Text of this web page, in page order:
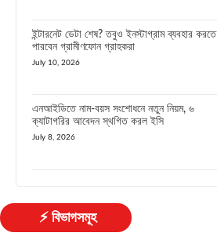
ইন্টারনেট ডেটা শেষ? তবুও ইনস্টাগ্রাম ব্যবহার করতে
পারবেন গ্রামীণফোন গ্রাহকরা
July 10, 2026
এনআইডিতে নাম-বয়স সংশোধনে নতুন নিয়ম, ৬
ক্যাটাগরির আবেদন স্থগিত করল ইসি
July 8, 2026
⚡ বিভাগসমূহ